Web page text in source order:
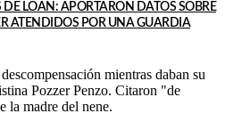
DE LOAN: APORTARON DATOS SOBRE
ATENDIDOS POR UNA GUARDIA
mientras daban su
Pozzer Penzo. Citaron "de
la madre del nene.